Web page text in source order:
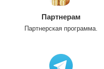
Партнерам
Партнерская программа.